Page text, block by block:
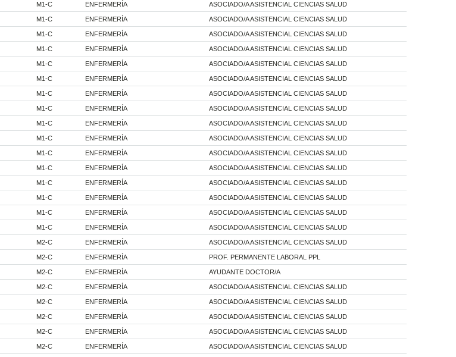
M1-C ENFERMERÍA ASOCIADO/A ASISTENCIAL CIENCIAS SALUD
M1-C ENFERMERÍA ASOCIADO/A ASISTENCIAL CIENCIAS SALUD
M1-C ENFERMERÍA ASOCIADO/A ASISTENCIAL CIENCIAS SALUD
M1-C ENFERMERÍA ASOCIADO/A ASISTENCIAL CIENCIAS SALUD
M1-C ENFERMERÍA ASOCIADO/A ASISTENCIAL CIENCIAS SALUD
M1-C ENFERMERÍA ASOCIADO/A ASISTENCIAL CIENCIAS SALUD
M1-C ENFERMERÍA ASOCIADO/A ASISTENCIAL CIENCIAS SALUD
M1-C ENFERMERÍA ASOCIADO/A ASISTENCIAL CIENCIAS SALUD
M1-C ENFERMERÍA ASOCIADO/A ASISTENCIAL CIENCIAS SALUD
M1-C ENFERMERÍA ASOCIADO/A ASISTENCIAL CIENCIAS SALUD
M1-C ENFERMERÍA ASOCIADO/A ASISTENCIAL CIENCIAS SALUD
M1-C ENFERMERÍA ASOCIADO/A ASISTENCIAL CIENCIAS SALUD
M1-C ENFERMERÍA ASOCIADO/A ASISTENCIAL CIENCIAS SALUD
M1-C ENFERMERÍA ASOCIADO/A ASISTENCIAL CIENCIAS SALUD
M1-C ENFERMERÍA ASOCIADO/A ASISTENCIAL CIENCIAS SALUD
M1-C ENFERMERÍA ASOCIADO/A ASISTENCIAL CIENCIAS SALUD
M2-C ENFERMERÍA ASOCIADO/A ASISTENCIAL CIENCIAS SALUD
M2-C ENFERMERÍA PROF. PERMANENTE LABORAL PPL
M2-C ENFERMERÍA AYUDANTE DOCTOR/A
M2-C ENFERMERÍA ASOCIADO/A ASISTENCIAL CIENCIAS SALUD
M2-C ENFERMERÍA ASOCIADO/A ASISTENCIAL CIENCIAS SALUD
M2-C ENFERMERÍA ASOCIADO/A ASISTENCIAL CIENCIAS SALUD
M2-C ENFERMERÍA ASOCIADO/A ASISTENCIAL CIENCIAS SALUD
M2-C ENFERMERÍA ASOCIADO/A ASISTENCIAL CIENCIAS SALUD